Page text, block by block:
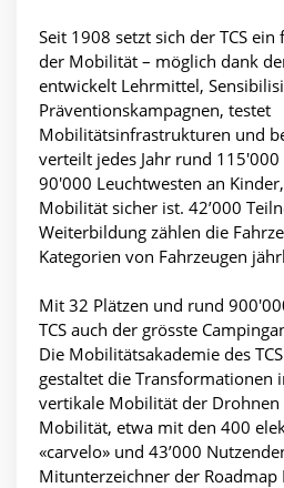
Seit 1908 setzt sich der TCS
der Mobilität – möglich dank
entwickelt Lehrmittel,
Präventionskampagnen, testet
Mobilitätsinfrastrukturen und
verteilt jedes Jahr rund
90'000 Leuchtwesten an
Mobilität sicher ist. 42’000
Weiterbildung zählen die
Kategorien von Fahrzeugen
Mit 32 Plätzen und rund
TCS auch der grösste
Die Mobilitätsakademie des
gestaltet die Transformationen
vertikale Mobilität der Drohnen
Mobilität, etwa mit den 400
«carvelo» und 43’000
Mitunterzeichner der